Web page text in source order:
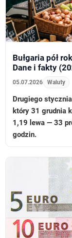
Bułgaria pół
Dane i fakty
05.07.2026 Waluty
Drugiego
który 31 grudnia
1,19 lewa — 33
godzin.